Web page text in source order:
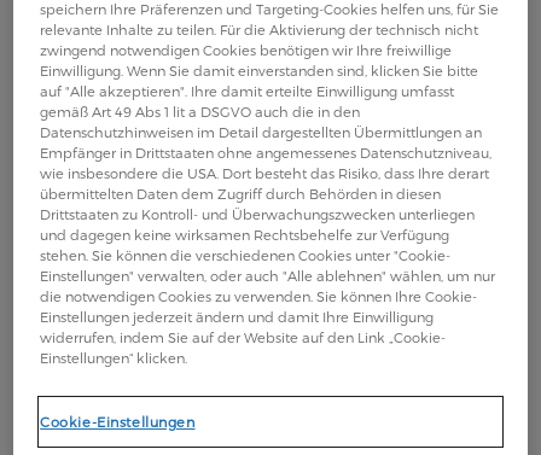
Dieaxiale Spondyloarthritis (axSpA)ist ein
Sammelbegriff unterschiedlicher entzündlicher
Erkrankungen der Wirbelsäule. Die bekannteste
Ausprägung ist die Ankylosierende Spondylitis,- AS -
gemeinhin alsMorbus Bechterewbekannt, ebenso
gibt es mit dernicht-röntgenologischen axiale
Spondyloarthritis – nraxSpA - eine Frühform dieser
Erkrankung. Somit sind die Erkrankungen nraxSpA
und AS zusammengefasst unter dem Begriff der
axialen Spondyloarthritis – axSpA.
Was bedeutet Morbus Bechterew?
Beim Morbus Bechterew (auch bekannt als
speichern Ihre Präferenzen und Targeting-Cookies helfen uns, für Sie
relevante Inhalte zu teilen. Für die Aktivierung der technisch nicht
zwingend notwendigen Cookies benötigen wir Ihre freiwillige
Einwilligung. Wenn Sie damit einverstanden sind, klicken Sie bitte
auf "Alle akzeptieren". Ihre damit erteilte Einwilligung umfasst
gemäß Art 49 Abs 1 lit a DSGVO auch die in den
Datenschutzhinweisen im Detail dargestellten Übermittlungen an
Empfänger in Drittstaaten ohne angemessenes Datenschutzniveau,
wie insbesondere die USA. Dort besteht das Risiko, dass Ihre derart
übermittelten Daten dem Zugriff durch Behörden in diesen
Drittstaaten zu Kontroll- und Überwachungszwecken unterliegen
und dagegen keine wirksamen Rechtsbehelfe zur Verfügung
stehen. Sie können die verschiedenen Cookies unter "Cookie-
Einstellungen" verwalten, oder auch "Alle ablehnen" wählen, um nur
die notwendigen Cookies zu verwenden. Sie können Ihre Cookie-
Einstellungen jederzeit ändern und damit Ihre Einwilligung
widerrufen, indem Sie auf der Website auf den Link „Cookie-
Einstellungen“ klicken.
Cookie-Einstellungen